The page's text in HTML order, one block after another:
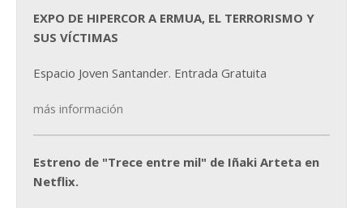
EXPO DE HIPERCOR A ERMUA, EL TERRORISMO Y
SUS VÍCTIMAS
Espacio Joven Santander. Entrada Gratuita
más información
Estreno de "Trece entre mil" de Iñaki Arteta en
Netflix.